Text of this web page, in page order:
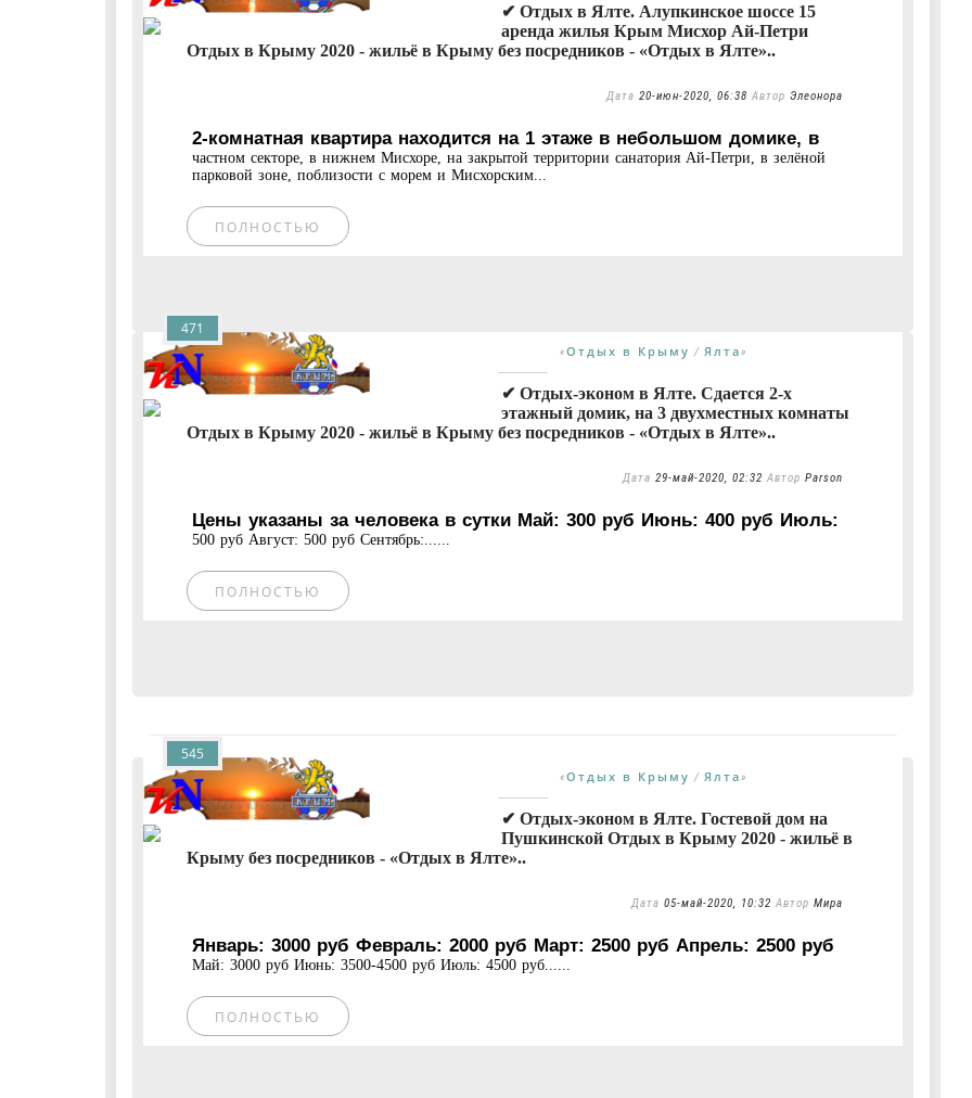
✔ Отдых в Ялте. Алупкинское шоссе 15
аренда жилья Крым Мисхор Ай-Петри
Отдых в Крыму 2020 - жильё в Крыму без посредников - «Отдых в Ялте»..
Дата 20-июн-2020, 06:38 Автор Элеонора
2-комнатная квартира находится на 1 этаже в небольшом домике, в
частном секторе, в нижнем Мисхоре, на закрытой территории санатория Ай-Петри, в зелёной
парковой зоне, поблизости с морем и Мисхорским...
ПОЛНОСТЬЮ
«Отдых в Крыму / Ялта»
✔ Отдых-эконом в Ялте. Сдается 2-х
этажный домик, на 3 двухместных комнаты
Отдых в Крыму 2020 - жильё в Крыму без посредников - «Отдых в Ялте»..
Дата 29-май-2020, 02:32 Автор Parson
Цены указаны за человека в сутки Май: 300 руб Июнь: 400 руб Июль:
500 руб Август: 500 руб Сентябрь:......
ПОЛНОСТЬЮ
471
«Отдых в Крыму / Ялта»
✔ Отдых-эконом в Ялте. Гостевой дом на
Пушкинской Отдых в Крыму 2020 - жильё в
Крыму без посредников - «Отдых в Ялте»..
Дата 05-май-2020, 10:32 Автор Мира
Январь: 3000 руб Февраль: 2000 руб Март: 2500 руб Апрель: 2500 руб
Май: 3000 руб Июнь: 3500-4500 руб Июль: 4500 руб......
ПОЛНОСТЬЮ
545